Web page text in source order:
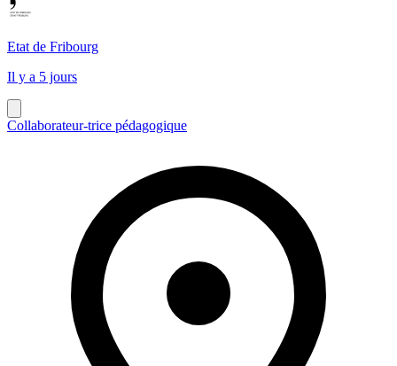
Etat de Fribourg
Il y a 5 jours
Collaborateur-trice pédagogique